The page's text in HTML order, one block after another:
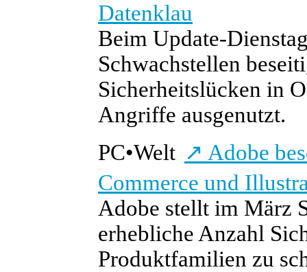
Datenklau
Beim Update-
Schwachstellen
Sicherheitslücken in
Angriffe ausgenutzt.
PC•Welt ↗ Adobe
Commerce und
Adobe stellt im März
erhebliche Anzahl
Produktfamilien zu